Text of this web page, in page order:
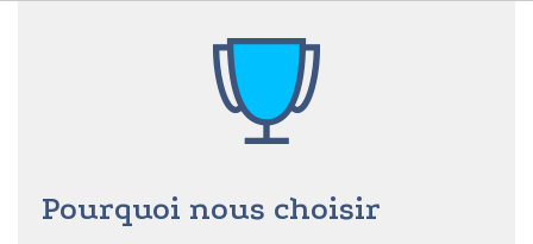
Pourquoi nous choisir